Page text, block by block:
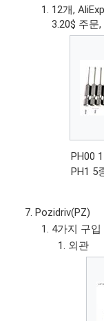
12개,
3.20$ 주문
PH00
PH1 5
Pozidriv(PZ)
4가지 구입
외관